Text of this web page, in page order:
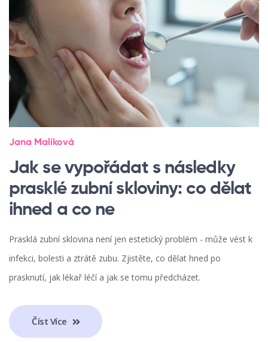
Jana Malíková
Jak se vypořádat s následky
prasklé zubní skloviny: co dělat
ihned a co ne
Prasklá zubní sklovina není jen estetický problém - může vést k
infekci, bolesti a ztrátě zubu. Zjistěte, co dělat hned po
prasknutí, jak lékař léčí a jak se tomu předcházet.
Číst Více